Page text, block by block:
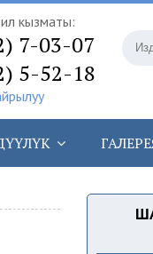
кызматы:
7-03-07
5-52-18